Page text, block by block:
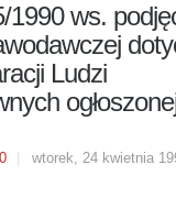
1990 ws.
Ludzi
wtorek, 24 kwietnia